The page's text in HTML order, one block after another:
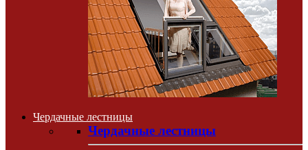
Чердачные лестницы
Чердачные лестницы